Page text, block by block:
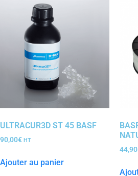
ULTRACUR3D ST 45 BASF
90,00€ HT
Ajouter au panier
44,90